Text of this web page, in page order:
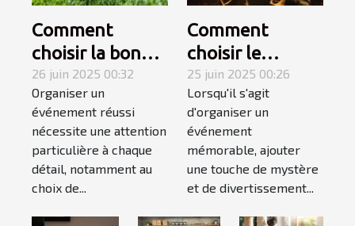
Comment
choisir la bonne
structure
gonflable pour
votre
événement ?
26 juin 2025 00:32
Organiser un
événement réussi
nécessite une attention
particulière à chaque
détail, notamment au
choix de...
Comment
choisir le
meilleur
magicien
mentaliste pour
votre
événement
25 juin 2025 00:26
Lorsqu'il s'agit
d'organiser un
événement
mémorable, ajouter
une touche de mystère
et de divertissement...